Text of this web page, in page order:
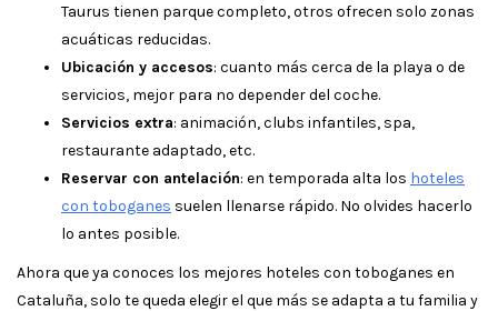
Taurus tienen parque completo, otros ofrecen solo zonas
acuáticas reducidas.
Ubicación y accesos: cuanto más cerca de la playa o de
servicios, mejor para no depender del coche.
Servicios extra: animación, clubs infantiles, spa,
restaurante adaptado, etc.
Reservar con antelación: en temporada alta los hoteles
con toboganes suelen llenarse rápido. No olvides hacerlo
lo antes posible.
Ahora que ya conoces los mejores hoteles con toboganes en
Cataluña, solo te queda elegir el que más se adapta a tu familia y